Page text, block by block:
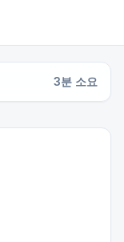
3분 소요